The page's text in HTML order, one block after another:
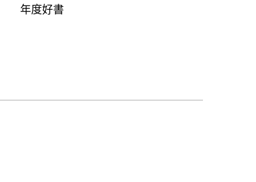
年度好書